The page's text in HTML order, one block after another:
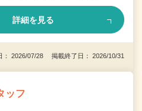
詳細を見る
： 2026/07/28 掲載終了日： 2026/10/31
ッフ